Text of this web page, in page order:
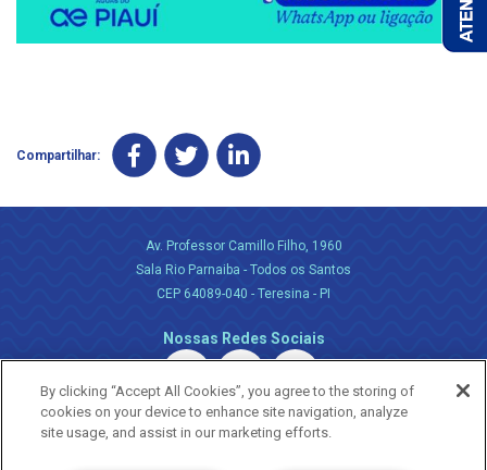
Compartilhar:
Av. Professor Camillo Filho, 1960
Sala Rio Parnaiba - Todos os Santos
CEP 64089-040 - Teresina - PI
Nossas Redes Sociais
By clicking “Accept All Cookies”, you agree to the storing of
cookies on your device to enhance site navigation, analyze
site usage, and assist in our marketing efforts.